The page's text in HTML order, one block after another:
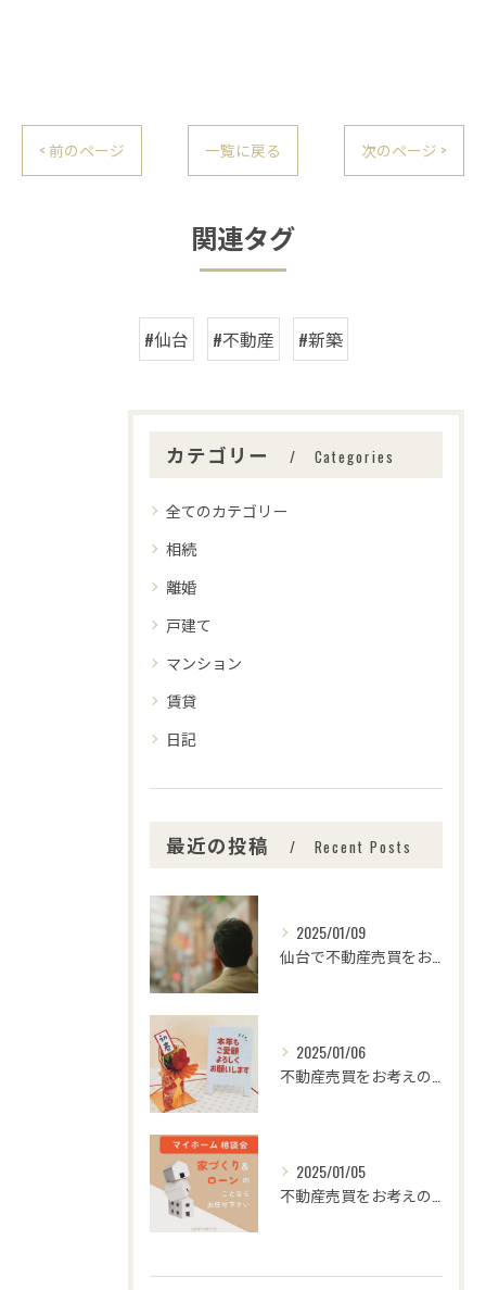
< 前のページ 一覧に戻る 次のページ >
関連タグ
#仙台 #不動産 #新築
カテゴリー Categories
全てのカテゴリー
相続
離婚
戸建て
マンション
賃貸
日記
最近の投稿 Recent Posts
2025/01/09
2025/01/06
2025/01/05